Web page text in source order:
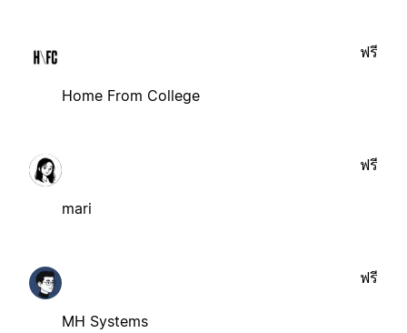
Home From College
ฟรี
mari
ฟรี
MH Systems
ฟรี